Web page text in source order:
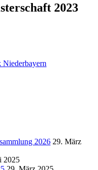
2023
Niederbayern
2026 29. März
2025